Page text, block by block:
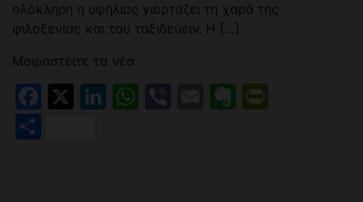
ολόκληρη η υφήλιος γιορτάζει τη χαρά της
φιλοξενίας και του ταξιδεύειν. Η […]
Μοιραστείτε τα νέα
Facebook
X LinkedIn
WhatsApp
ViberEmailEvernote